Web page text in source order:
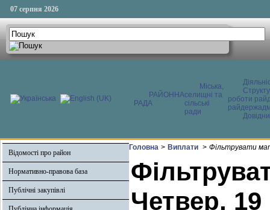
07 серпня 2026
РАЙОННА
РАДА
Міська,
селищні та
сільські
ради
роботи
Відомості про район
Нормативно-правова база
Публічні закупівлі
Головна > Виплати > Фільтрувати
Четвер, 19